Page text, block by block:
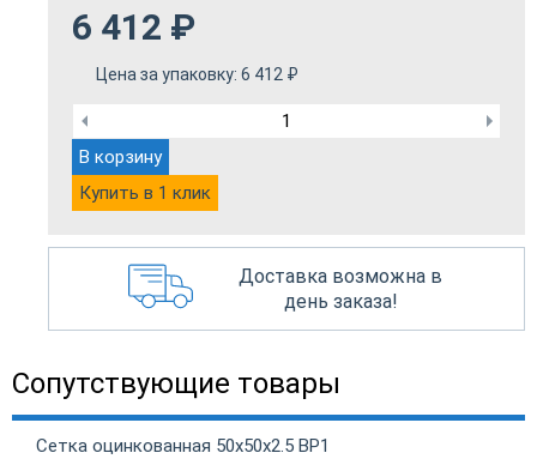
6 412 ₽
Цена за упаковку: 6 412 ₽
В корзину
Купить в 1 клик
Доставка возможна в
день заказа!
Сопутствующие товары
Сетка оцинкованная 50х50х2.5 ВР1